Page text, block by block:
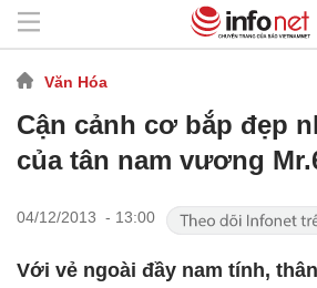
Văn Hóa
Cận cảnh cơ bắp đẹp
của tân nam vương
04/12/2013 - 13:00
Với vẻ ngoài đầy nam tính,